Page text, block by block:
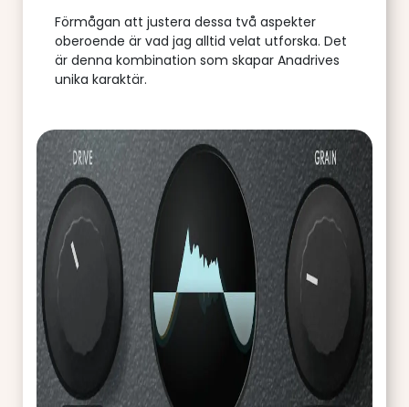
Förmågan att justera dessa två aspekter
oberoende är vad jag alltid velat utforska. Det
är denna kombination som skapar Anadrives
unika karaktär.